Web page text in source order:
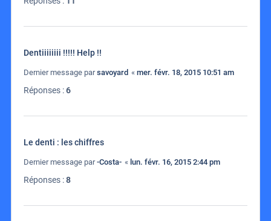
Dentiiiiiiii !!!!! Help !!
Dernier message parsavoyard « mer. févr. 18, 2015 10:51 am
Réponses :6
Le denti : les chiffres
Dernier message par-Costa- « lun. févr. 16, 2015 2:44 pm
Réponses :8